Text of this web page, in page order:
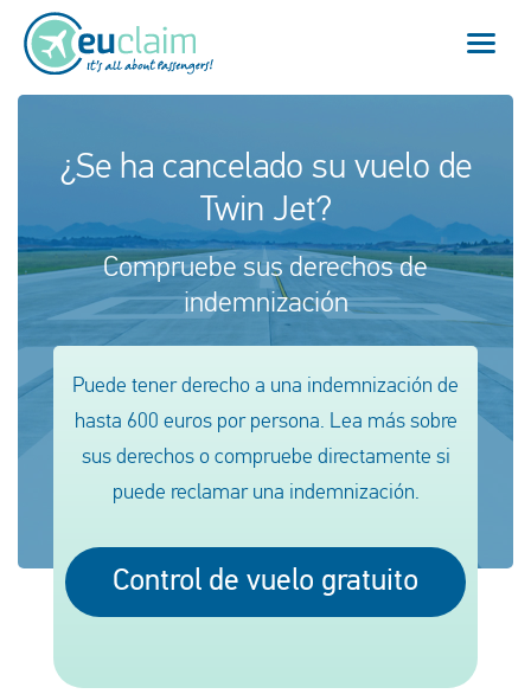
Comprobar la compensación
Español
Vuelo cancelado
Conexión perdida
Nuestro servicio
¿Se ha cancelado su vuelo de
Twin Jet?
Compruebe sus derechos de
indemnización
Puede tener derecho a una indemnización de
hasta 600 euros por persona. Lea más sobre
sus derechos o compruebe directamente si
puede reclamar una indemnización.
Control de vuelo gratuito